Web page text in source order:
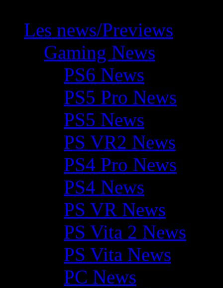
Les news/Previews
Gaming News
PS6 News
PS5 Pro News
PS5 News
PS VR2 News
PS4 Pro News
PS4 News
PS VR News
PS Vita 2 News
PS Vita News
PC News